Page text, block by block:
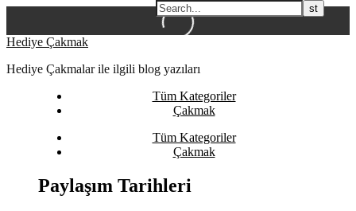
Skip
content
Hediye Çakmak
Hediye Çakmalar ile ilgili blog yazıları
Tüm Kategoriler
Çakmak
Tüm Kategoriler
Çakmak
Paylaşım Tarihleri